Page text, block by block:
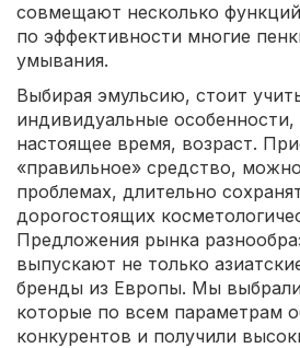
совмещают несколько
по эффективности многие
умывания.
Выбирая эмульсию, стоит
индивидуальные особенности,
настоящее время, возраст.
«правильное» средство,
проблемах, длительно
дорогостоящих
Предложения рынка
выпускают не только
бренды из Европы. Мы
которые по всем параметрам
конкурентов и получили